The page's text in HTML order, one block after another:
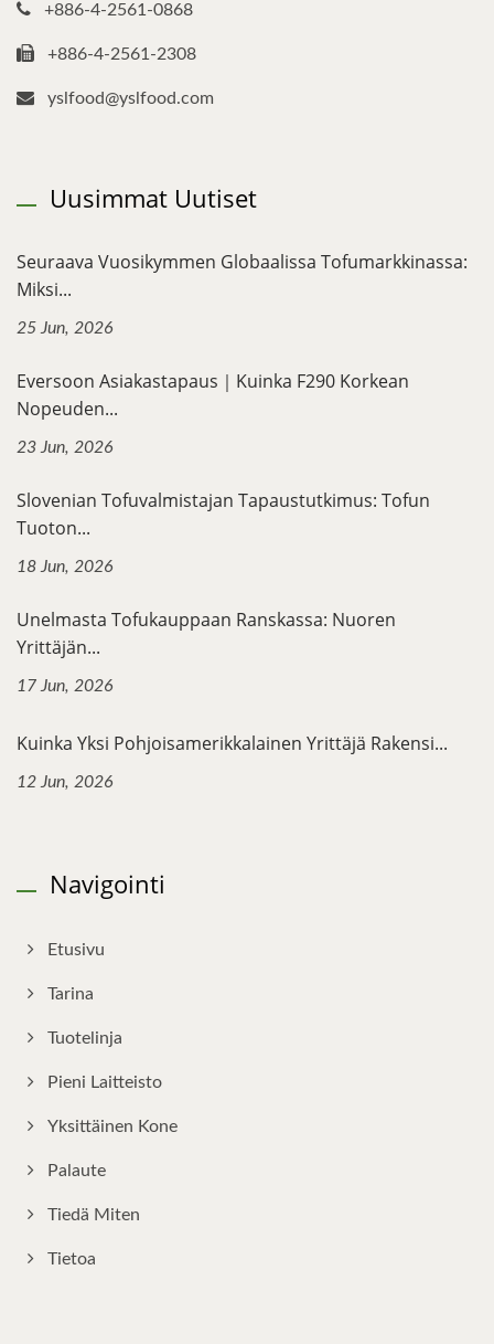
+886-4-2561-0868
+886-4-2561-2308
yslfood@yslfood.com
Uusimmat Uutiset
Seuraava Vuosikymmen Globaalissa Tofumarkkinassa:
Miksi...
25 Jun, 2026
Eversoon Asiakastapaus｜Kuinka F290 Korkean
Nopeuden...
23 Jun, 2026
Slovenian Tofuvalmistajan Tapaustutkimus: Tofun
Tuoton...
18 Jun, 2026
Unelmasta Tofukauppaan Ranskassa: Nuoren
Yrittäjän...
17 Jun, 2026
Kuinka Yksi Pohjoisamerikkalainen Yrittäjä Rakensi...
12 Jun, 2026
Navigointi
Etusivu
Tarina
Tuotelinja
Pieni Laitteisto
Yksittäinen Kone
Palaute
Tiedä Miten
Tietoa